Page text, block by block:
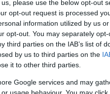
please use the below opt-out
opt-out request is processed
information utilized by us
opt-out. You may separately
third parties on the IAB’s list of
by us to third parties on the
it to other third parties.
Google services and may
SZÍNPAD
A 100. János vitéz
Nemzetiben